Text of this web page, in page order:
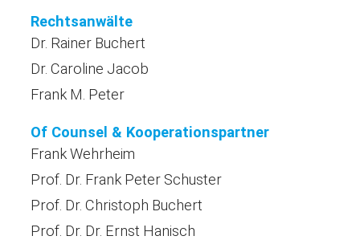
Rechtsanwälte
Dr. Rainer Buchert
Dr. Caroline Jacob
Frank M. Peter
Of Counsel & Kooperationspartner
Frank Wehrheim
Prof. Dr. Frank Peter Schuster
Prof. Dr. Christoph Buchert
Prof. Dr. Dr. Ernst Hanisch